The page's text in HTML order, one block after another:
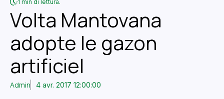
1 min di lettura.
Volta Mantovana
adopte le gazon
artificiel
Admin 4 avr. 2017 12:00:00